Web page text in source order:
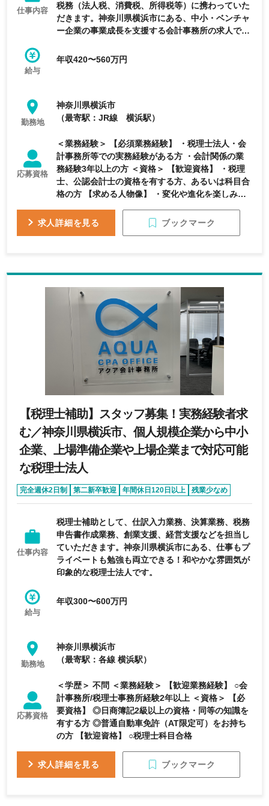
仕事内容
税務（法人税、消費税、所得税等）に携わっていた
だきます。神奈川県横浜市にある、中小・ベンチャ
ー企業の事業成長を支援する会計事務所の求人で
給与
年収420〜560万円
勤務地
神奈川県横浜市
（最寄駅：JR線 横浜駅）
応募資格
＜業務経験＞ 【必須業務経験】 ・税理士法人・会
計事務所等での実務経験がある方 ・会計関係の業
務経験3年以上の方 ＜資格＞ 【歓迎資格】 ・税理
士、公認会計士の資格を有する方、あるいは科目合
格の方 【求める人物像】 ・変化や進化を楽しみ、
できることを増やしたいと考える方
求人詳細を見る ブックマーク
【税理士補助】スタッフ募集！実務経験者求
む／神奈川県横浜市、個人規模企業から中小
企業、上場準備企業や上場企業まで対応可能
な税理士法人
完全週休2日制 第二新卒歓迎 年間休日120日以上
残業少なめ
フレックス制度あり
仕事内容
税理士補助として、仕訳入力業務、決算業務、税務
申告書作成業務、創業支援、経営支援などを担当し
ていただきます。神奈川県横浜市にある、仕事もプ
ライベートも勉強も両立できる！和やかな雰囲気が
印象的な税理士法人です。
給与
年収300〜600万円
勤務地
神奈川県横浜市
（最寄駅：各線 横浜駅）
応募資格
＜学歴＞ 不問 ＜業務経験＞ 【歓迎業務経験】 ○会
計事務所/税理士事務所経験2年以上 ＜資格＞ 【必
要資格】 ◎日商簿記2級以上の資格・同等の知識を
有する方 ◎普通自動車免許（AT限定可）をお持ち
の方 【歓迎資格】 ○税理士科目合格
求人詳細を見る ブックマーク